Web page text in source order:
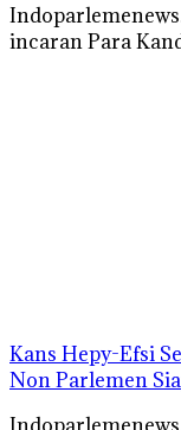
incaran Para
Kans Hepy-Efsi
Non Parlemen